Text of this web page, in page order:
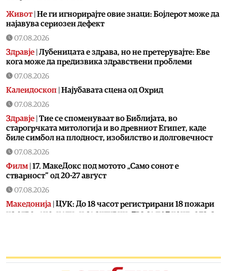
Живот| Не ги игнорирајте овие знаци: Бојлерот може да
најавува сериозен дефект
07.08.2026
Здравје Лубеницата е здрава, но не претерувајте: Еве
кога може да предизвика здравствени проблеми
07.08.2026
Калеидоскоп Најубавата сцена од Охрид
07.08.2026
Здравје Тие се споменуваат во Библијата, во
старогрчката митологија и во древниот Египет, каде
биле симбол на плодност, изобилство и долговечност
07.08.2026
Филм 17. МакеДокс под мотото „Само сонот е
стварност“ од 20-27 август
07.08.2026
Македонија ЦУК: До 18 часот регистрирани 18 пожари
на отворено, четири се активни, два се под контрола, а
Фестивал во Битола